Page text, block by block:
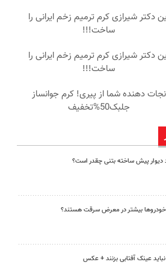
دکتر شیرازی کرم ترمیم زخم ایرانی را
ساخت!!!
دکتر شیرازی کرم ترمیم زخم ایرانی را
ساخت!!!
نجات دهنده شما از پیری! کرم جوانساز
جلبک50%تخفیف
دیوار پیش ساخته بتنی چقدر است؟
بیشتر در معرض سرقت هستند؟
عینک آفتابی بزنند + عکس